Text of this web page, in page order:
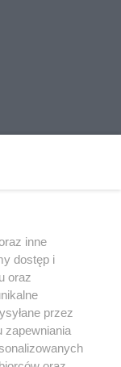
powielany i
sposób (w
polu
w Internecie
lub
prawa, tzn.
i może być ścigane
inne
dostęp i
oraz
przez
zapewniania